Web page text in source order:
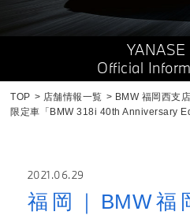
Official
TOP 店舗情報一覧 BMW 福岡西支店
限定車「BMW 318i 40th Anniversary
2021.06.29
福岡｜BMW福